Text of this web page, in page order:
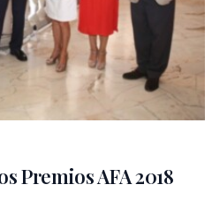
Premios AFA 2018